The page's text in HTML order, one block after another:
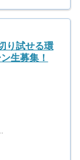
り試せる環
生募集！
線、都営大江戸線）